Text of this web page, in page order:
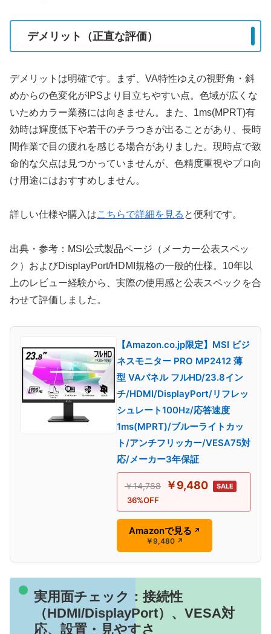
デメリット（正直な評価）
デメリットは明確です。まず、VA特性ゆえの視野角・斜
めからの色変化がIPSより目立ちやすい点。色域が広くな
いためカラー業務には向きません。また、1ms(MPRT)有
効時は輝度低下や若干のチラつきが出ることがあり、長時
間作業で目の疲れを感じる場合がありました。現時点で致
命的な欠点は見つかっていませんが、色精度重視やプロ向
け用途にはおすすめしません。
詳しい仕様や購入はこちらで詳細を見る と便利です。
出典・参考：MSI公式製品ページ（メーカー公表スペッ
ク）およびDisplayPort/HDMI規格の一般的仕様。10年以
上のレビュー経験から、実際の使用感と公表スペックを合
わせて評価しました。
【Amazon.co.jp限定】MSI ビジ
ネスモニター PRO MP2412 薄
型 VAパネル フルHD/23.8イン
チ/HDMI/DisplayPort/リフレッ
シュレート100Hz/応答速度
1ms(MPRT)/ブルーライトカッ
ト/アンチフリッカー/VESA75対
応/メーカー3年保証
￥14,788 ￥9,480 SALE
36%OFF
Amazonで見る ↗
￥9,480 ↗
実用面チェック：接続性
（HDMI/DisplayPort）、VESA対
応、設置・見やすさ